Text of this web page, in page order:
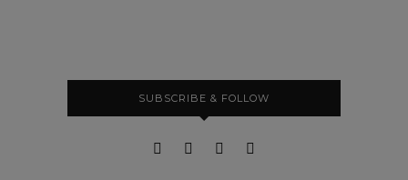
SUBSCRIBE & FOLLOW